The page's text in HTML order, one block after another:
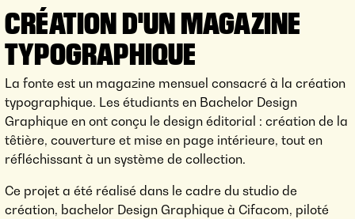
CRÉATION D'UN MAGAZINE
TYPOGRAPHIQUE
La fonte est un magazine mensuel consacré à la création
typographique. Les étudiants en Bachelor Design
Graphique en ont conçu le design éditorial : création de la
têtière, couverture et mise en page intérieure, tout en
réfléchissant à un système de collection.
Ce projet a été réalisé dans le cadre du studio de
création, bachelor Design Graphique à Cifacom, piloté